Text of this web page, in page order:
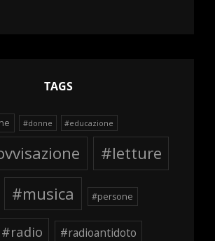
TAGS
#donne #educazione
#letture
#musica #persone
#radio #radioantidoto